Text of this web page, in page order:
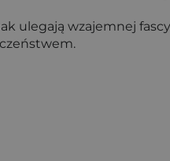
ulegają wzajemnej